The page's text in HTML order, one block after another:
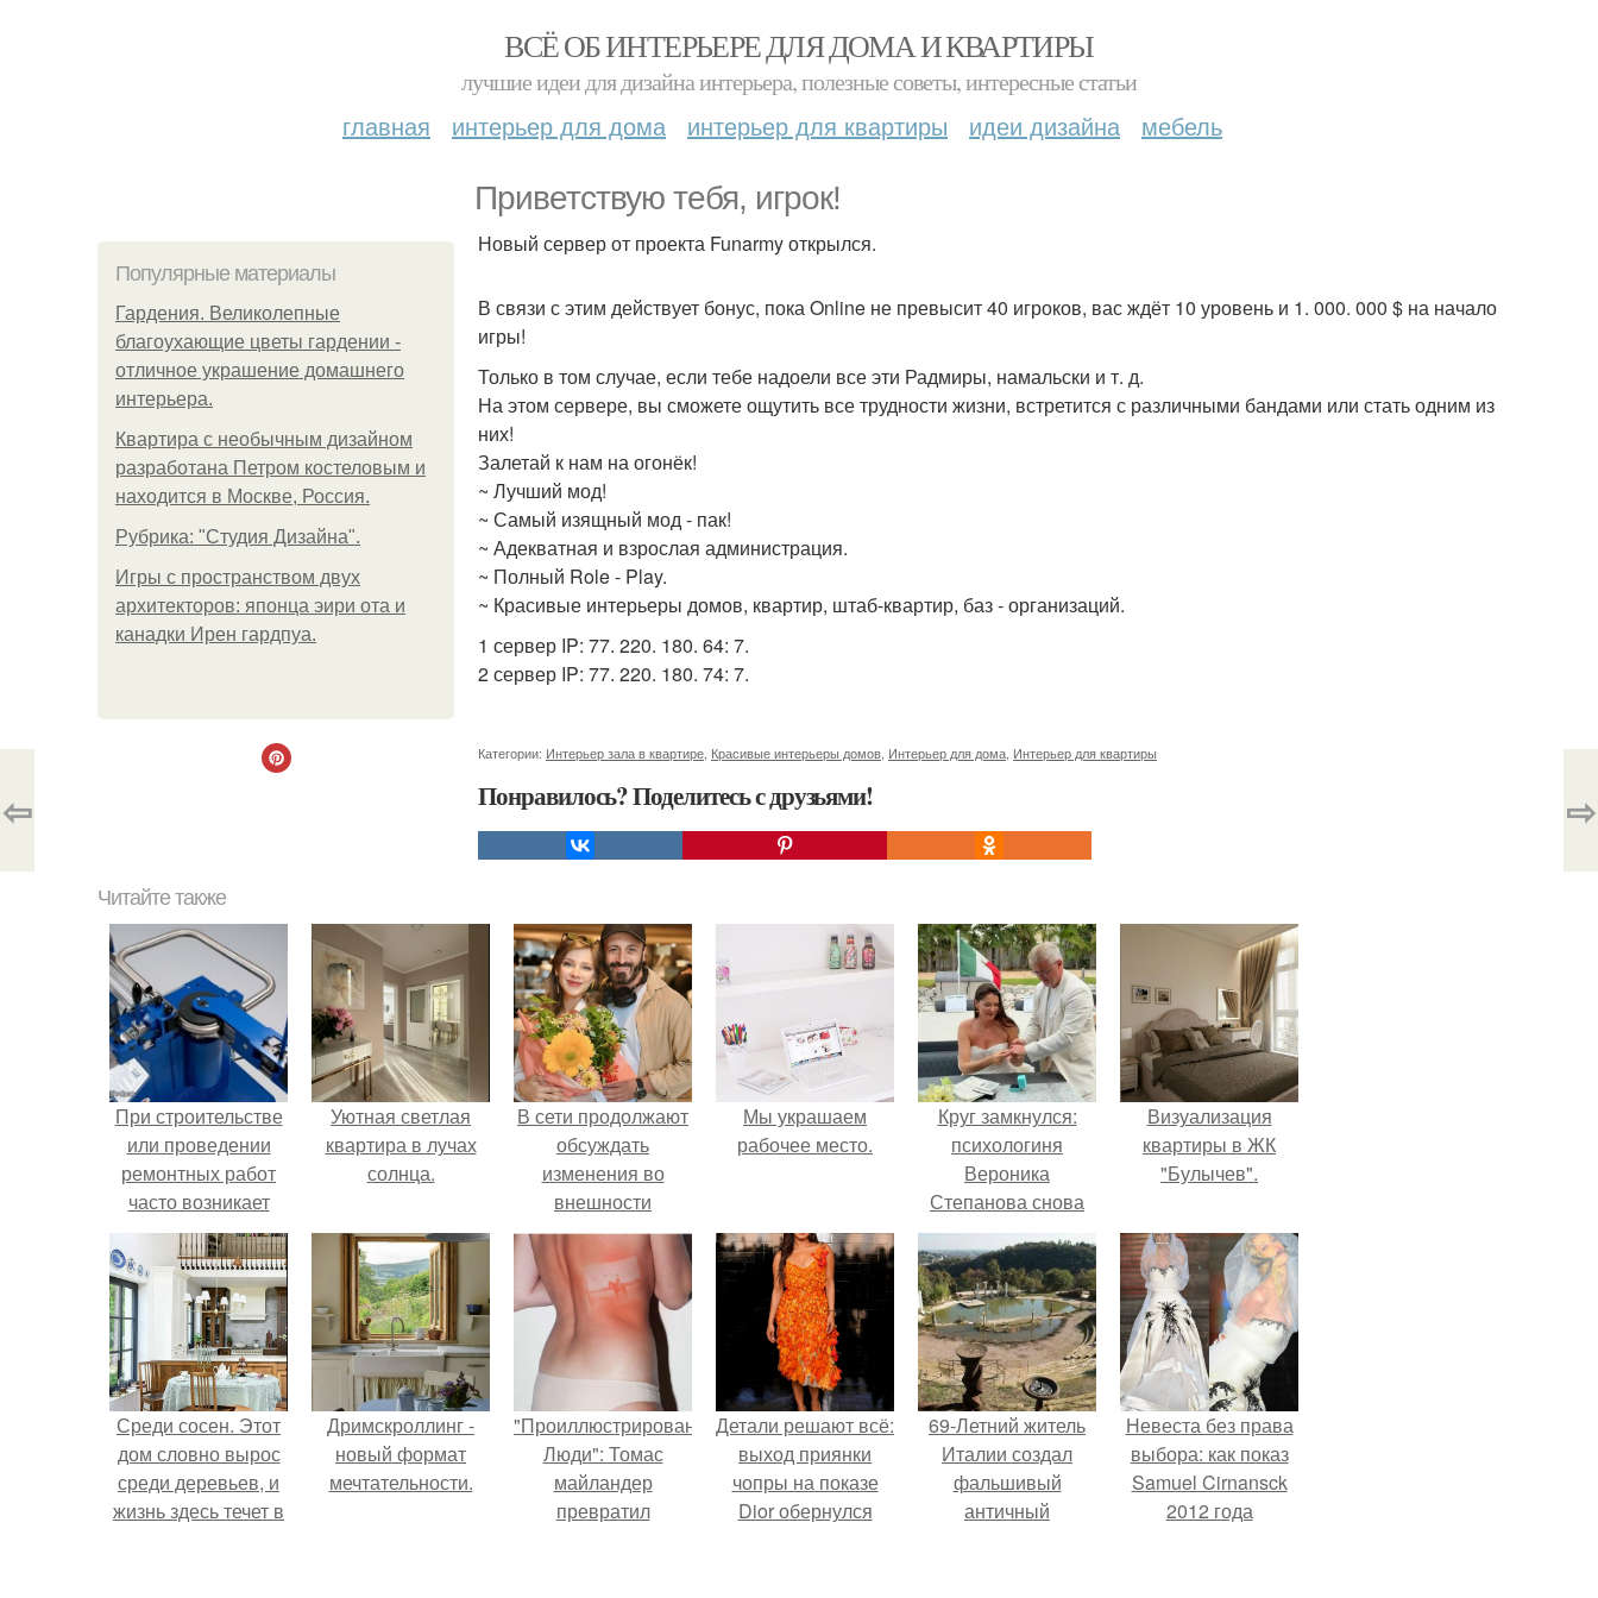
ВСЁ ОБ ИНТЕРЬЕРЕ ДЛЯ ДОМА И КВАРТИРЫ
лучшие идеи для дизайна интерьера, полезные советы, интересные статьи
главная интерьер для дома интерьер для квартиры идеи дизайна мебель
Приветствую тебя, игрок!
Популярные материалы
Гардения. Великолепные
благоухающие цветы гардении -
отличное украшение домашнего
интерьера.
Квартира с необычным дизайном
разработана Петром костеловым и
находится в Москве, Россия.
Рубрика: "Студия Дизайна".
Игры с пространством двух
архитекторов: японца эири ота и
канадки Ирен гардпуа.
Новый сервер от проекта Funarmy открылся.
В связи с этим действует бонус, пока Online не превысит 40 игроков, вас ждёт 10 уровень и 1. 000. 000 $ на начало
игры!
Только в том случае, если тебе надоели все эти Радмиры, намальски и т. д.
На этом сервере, вы сможете ощутить все трудности жизни, встретится с различными бандами или стать одним из
них!
Залетай к нам на огонёк!
~ Лучший мод!
~ Самый изящный мод - пак!
~ Адекватная и взрослая администрация.
~ Полный Role - Play.
~ Красивые интерьеры домов, квартир, штаб-квартир, баз - организаций.
1 сервер IP: 77. 220. 180. 64: 7.
2 сервер IP: 77. 220. 180. 74: 7.
Категории: Интерьер зала в квартире Красивые интерьеры домов Интерьер для дома Интерьер для квартиры
Понравилось? Поделитесь с друзьями!
⇦ ⇨
Читайте также
При строительстве
или проведении
ремонтных работ
часто возникает
необходимость
согнуть трубу.
Уютная светлая
квартира в лучах
солнца.
В сети продолжают
обсуждать
изменения во
внешности
актрисы.
Мы украшаем
рабочее место.
Круг замкнулся:
психологиня
Вероника
Степанова снова
вышла замуж за
собственного
бывшего мужа.
Визуализация
квартиры в ЖК
"Булычев".
Среди сосен. Этот
дом словно вырос
среди деревьев, и
жизнь здесь течет в
Дримскроллинг -
новый формат
мечтательности.
"Проиллюстрированные
Люди": Томас
майландер
превратил
Детали решают всё:
выход приянки
чопры на показе
Dior обернулся
69-Летний житель
Италии создал
фальшивый
античный
Невеста без права
выбора: как показ
Samuel Cirnansck
2012 года